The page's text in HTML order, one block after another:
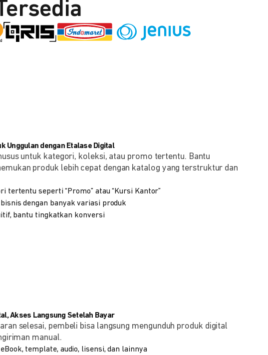
Unggulan dengan Etalase Digital
untuk kategori, koleksi, atau promo tertentu. Bantu
produk lebih cepat dengan katalog yang terstruktur dan
tertentu seperti “Promo” atau “Kursi Kantor”
dengan banyak variasi produk
bantu tingkatkan konversi
Akses Langsung Setelah Bayar
selesai, pembeli bisa langsung mengunduh produk digital
manual.
template, audio, lisensi, dan lainnya